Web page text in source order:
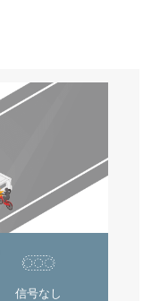
信号なし